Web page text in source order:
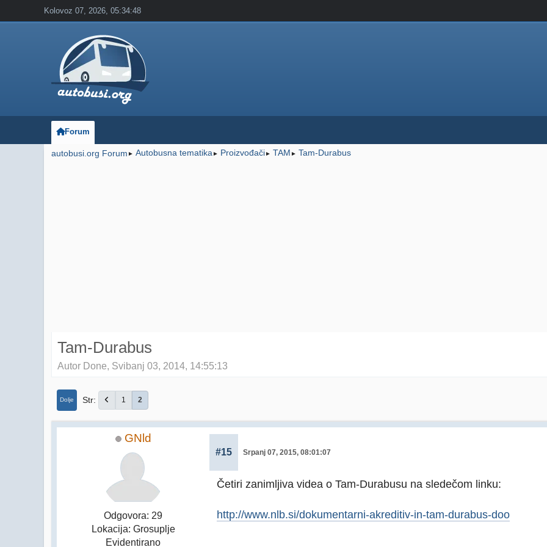
Kolovoz 07, 2026, 05:34:48
Forum
autobusi.org Forum ► Autobusna tematika ► Proizvođači► TAM ► Tam-Durabus
Tam-Durabus
Autor Done, Svibanj 03, 2014, 14:55:13
Dolje Str 1 2
GNld
Odgovora: 29
Lokacija: Grosuplje
Evidentirano
#15 Srpanj 07, 2015, 08:01:07
Četiri zanimljiva videa o Tam-Durabusu na sledečom linku:
http://www.nlb.si/dokumentarni-akreditiv-in-tam-durabus-doo